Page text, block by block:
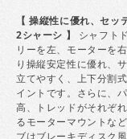
【 操縦性に優れ、セ
2シャーシ 】 シャフト
リーを左、モーターを
り操縦安定性に優れ、
立てやすく、上下分割
イントです。さらに、
高、トレッドがそれぞ
るモーターマウントな
ブはブレーキディスク